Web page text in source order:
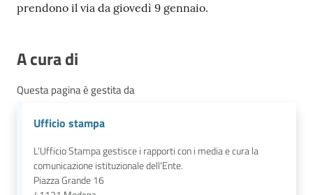
prendono il via da giovedì 9 gennaio.
A cura di
Questa pagina è gestita da
Ufficio stampa
L’Ufficio Stampa gestisce i rapporti con i media e cura la
comunicazione istituzionale dell'Ente.
Piazza Grande 16